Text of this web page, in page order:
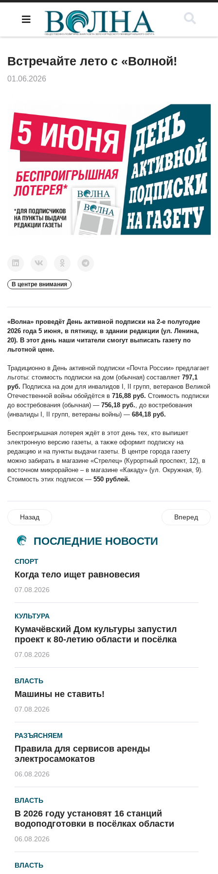
Встречайте лето с «Волной!
01.06.2026
В центре внимания
«Волна» проведёт День активной подписки на 2-е полугодие
2026 года 5 июня, в пятницу, в здании редакции (ул. Ленина,
20). В этот день наши читатели смогут выписать газету по
льготной цене.
Традиционно в День активной подписки «Почта России» предлагает
льготы: стоимость подписки на дом (обычная) составляет 797,1
руб. Подписка на дом для инвалидов I, II групп, ветеранов Великой
Отечественной войны обойдётся в 716,88 руб. Стоимость подписки
до востребования (обычная) — 756,18 руб. , до востребования
(инвалиды I, II групп, ветераны войны) — 684,18 руб.
Беспроигрышная лотерея ждёт в этот день тех, кто выпишет
электронную версию газеты, а также оформит подписку на
редакцию и на пункты выдачи газеты. В центре города газету
можно забирать в магазине «Стрелец» (Курортный проспект, 12), в
восточном микрорайоне – в магазине «Какаду» (ул. Окружная, 9).
Стоимость этих подписок — 550 рублей.
Назад Вперед
ПОСЛЕДНИЕ НОВОСТИ
СПОРТ
Когда тело ищет равновесия
07.08.2026
КУЛЬТУРА
Кумачёвский Дом культуры запустил
проект к 80-летию области и посёлка
07.08.2026
ВЛАСТЬ
Машины не ставить!
07.08.2026
РАЗЪЯСНЯЕМ
Правила для сервисов аренды
электросамокатов
06.08.2026
ВЛАСТЬ
В 2026 году установят 16 станций
водоподготовки в посёлках области
06.08.2026
ВЛАСТЬ